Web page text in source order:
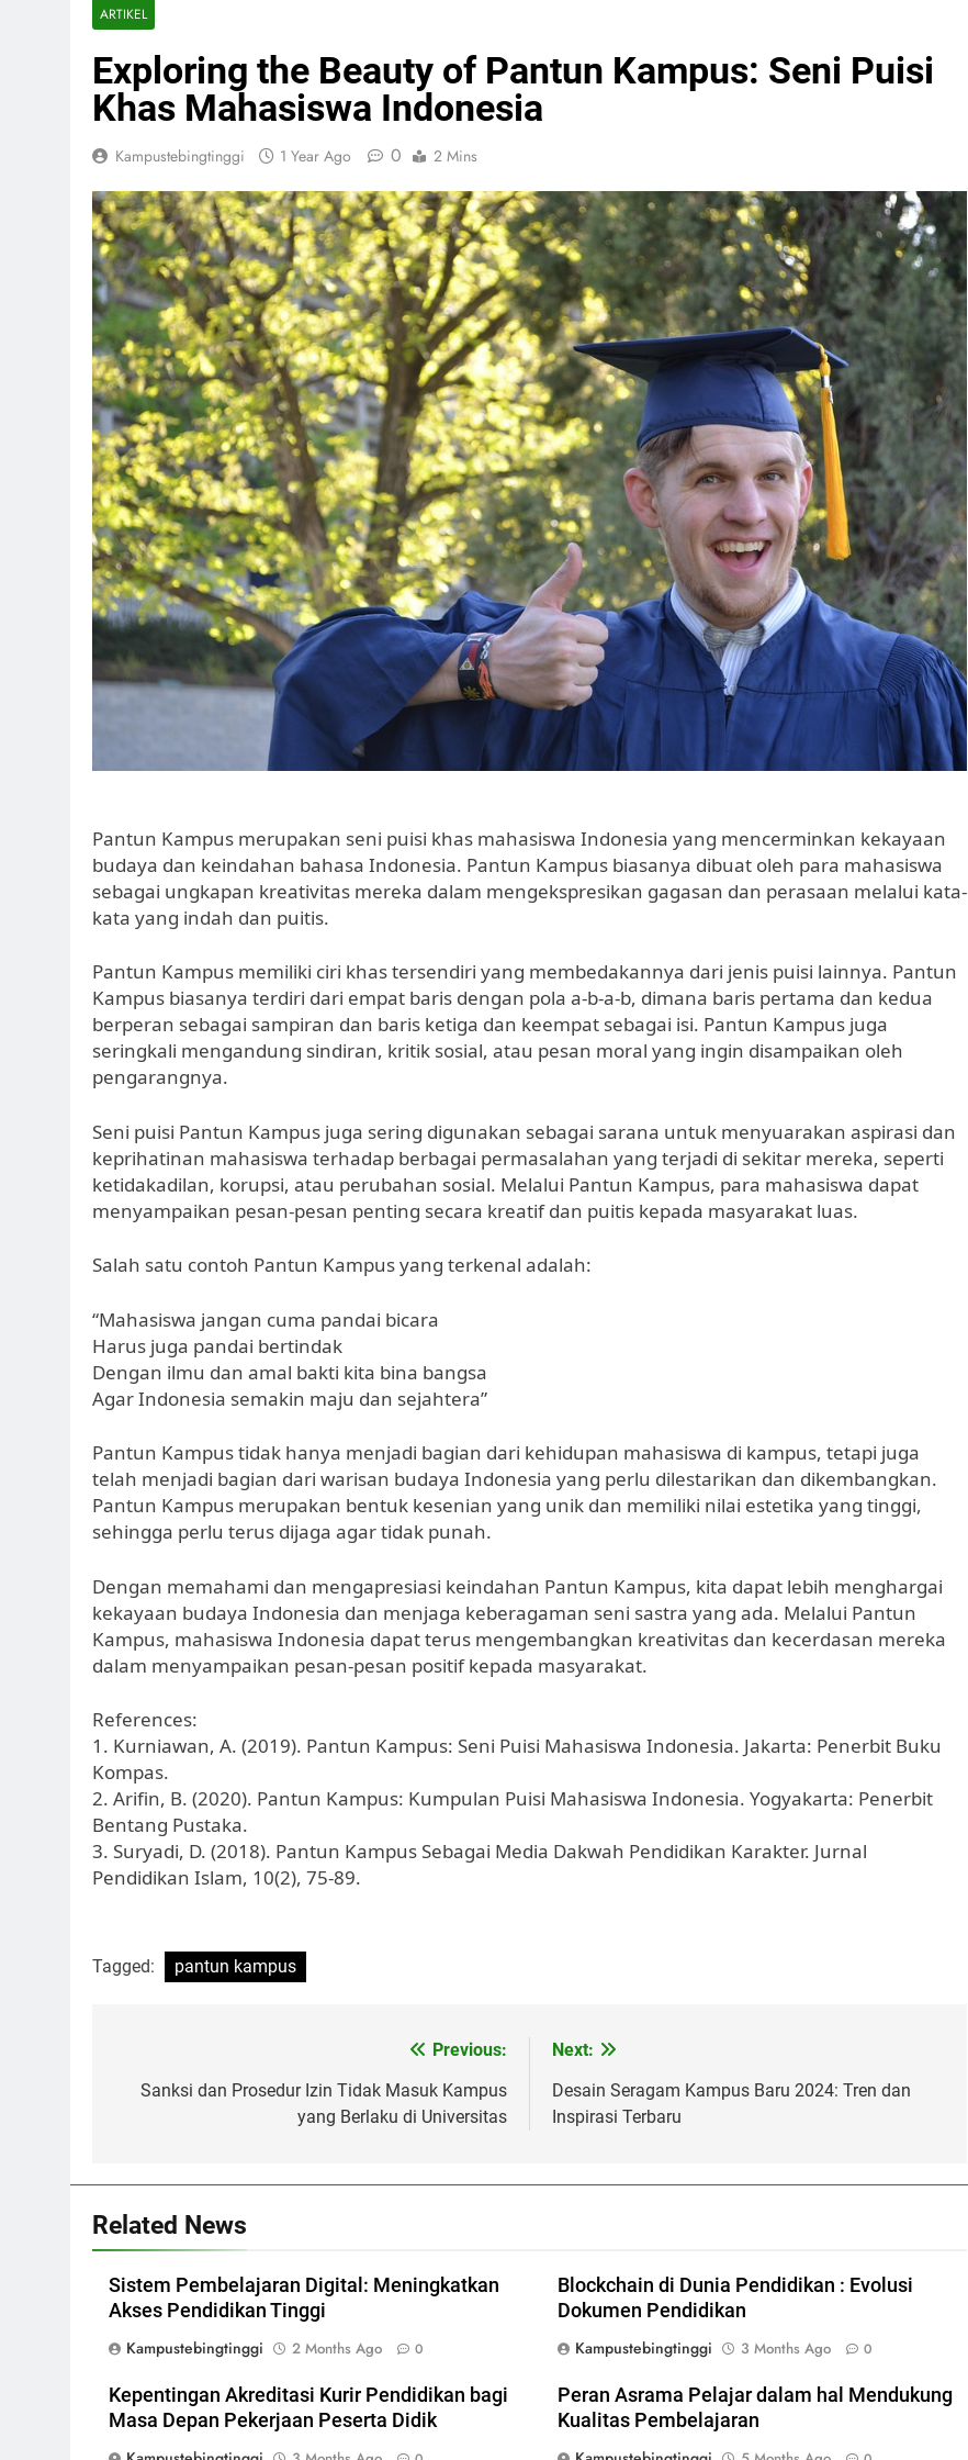
ARTIKEL
Exploring the Beauty of Pantun Kampus: Seni Puisi
Khas Mahasiswa Indonesia
Kampustebingtinggi 1 Year Ago 0 2 Mins
Pantun Kampus merupakan seni puisi khas mahasiswa Indonesia yang mencerminkan kekayaan
budaya dan keindahan bahasa Indonesia. Pantun Kampus biasanya dibuat oleh para mahasiswa
sebagai ungkapan kreativitas mereka dalam mengekspresikan gagasan dan perasaan melalui kata-
kata yang indah dan puitis.
Pantun Kampus memiliki ciri khas tersendiri yang membedakannya dari jenis puisi lainnya. Pantun
Kampus biasanya terdiri dari empat baris dengan pola a-b-a-b, dimana baris pertama dan kedua
berperan sebagai sampiran dan baris ketiga dan keempat sebagai isi. Pantun Kampus juga
seringkali mengandung sindiran, kritik sosial, atau pesan moral yang ingin disampaikan oleh
pengarangnya.
Seni puisi Pantun Kampus juga sering digunakan sebagai sarana untuk menyuarakan aspirasi dan
keprihatinan mahasiswa terhadap berbagai permasalahan yang terjadi di sekitar mereka, seperti
ketidakadilan, korupsi, atau perubahan sosial. Melalui Pantun Kampus, para mahasiswa dapat
menyampaikan pesan-pesan penting secara kreatif dan puitis kepada masyarakat luas.
Salah satu contoh Pantun Kampus yang terkenal adalah:
“Mahasiswa jangan cuma pandai bicara
Harus juga pandai bertindak
Dengan ilmu dan amal bakti kita bina bangsa
Agar Indonesia semakin maju dan sejahtera”
Pantun Kampus tidak hanya menjadi bagian dari kehidupan mahasiswa di kampus, tetapi juga
telah menjadi bagian dari warisan budaya Indonesia yang perlu dilestarikan dan dikembangkan.
Pantun Kampus merupakan bentuk kesenian yang unik dan memiliki nilai estetika yang tinggi,
sehingga perlu terus dijaga agar tidak punah.
Dengan memahami dan mengapresiasi keindahan Pantun Kampus, kita dapat lebih menghargai
kekayaan budaya Indonesia dan menjaga keberagaman seni sastra yang ada. Melalui Pantun
Kampus, mahasiswa Indonesia dapat terus mengembangkan kreativitas dan kecerdasan mereka
dalam menyampaikan pesan-pesan positif kepada masyarakat.
References:
1. Kurniawan, A. (2019). Pantun Kampus: Seni Puisi Mahasiswa Indonesia. Jakarta: Penerbit Buku
Kompas.
2. Arifin, B. (2020). Pantun Kampus: Kumpulan Puisi Mahasiswa Indonesia. Yogyakarta: Penerbit
Bentang Pustaka.
3. Suryadi, D. (2018). Pantun Kampus Sebagai Media Dakwah Pendidikan Karakter. Jurnal
Pendidikan Islam, 10(2), 75-89.
Tagged: pantun kampus
navigation
Previous:
Sanksi dan Prosedur Izin Tidak Masuk Kampus
yang Berlaku di Universitas
Next:
Desain Seragam Kampus Baru 2024: Tren dan
Inspirasi Terbaru
Related News
Sistem Pembelajaran Digital: Meningkatkan
Akses Pendidikan Tinggi
Kampustebingtinggi
2 Months Ago 0
Blockchain di Dunia Pendidikan : Evolusi
Dokumen Pendidikan
Kampustebingtinggi
3 Months Ago 0
Kepentingan Akreditasi Kurir Pendidikan bagi
Masa Depan Pekerjaan Peserta Didik
Peran Asrama Pelajar dalam hal Mendukung
Kualitas Pembelajaran